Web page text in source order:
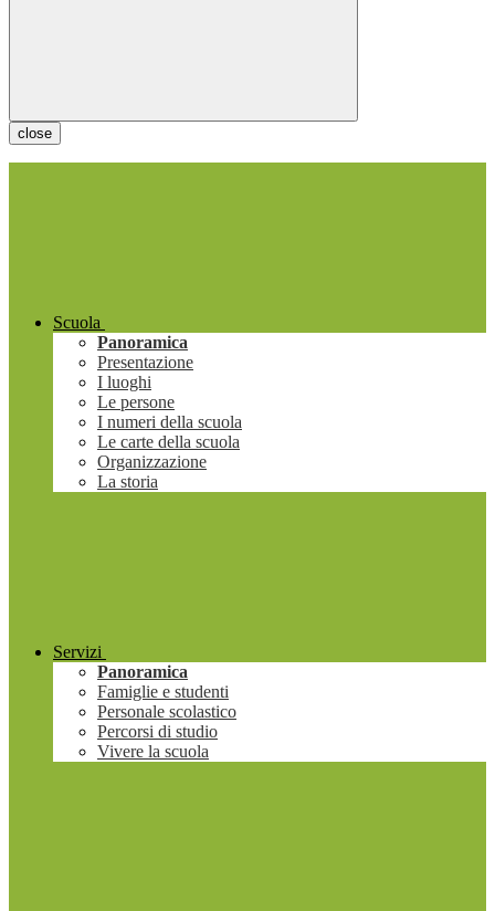
close
Scuola
Panoramica
Presentazione
I luoghi
Le persone
I numeri della scuola
Le carte della scuola
Organizzazione
La storia
Servizi
Panoramica
Famiglie e studenti
Personale scolastico
Percorsi di studio
Vivere la scuola